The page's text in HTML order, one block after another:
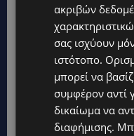
ακριβών
σας ισχύουν
ιστότοπο.
μπορεί να
συμφέρον αντί
δικαίωμα να
διαφήμισης.